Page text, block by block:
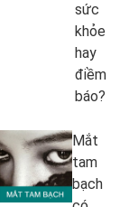
sức
khỏe
hay
điềm
báo?
Mắt
tam
bạch